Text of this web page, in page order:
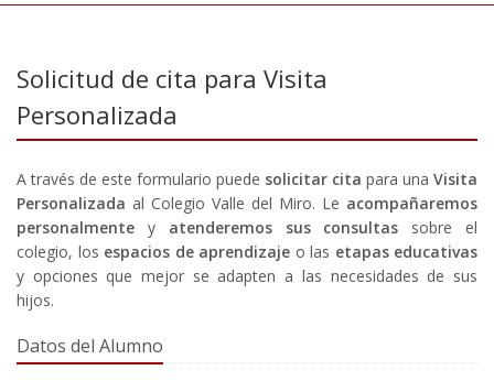
Solicitud de cita para Visita
Personalizada
A través de este formulario puede solicitar cita para una Visita
Personalizada al Colegio Valle del Miro. Le acompañaremos
personalmente y atenderemos sus consultas sobre el
colegio, los espacios de aprendizaje o las etapas educativas
y opciones que mejor se adapten a las necesidades de sus
hijos.
Datos del Alumno